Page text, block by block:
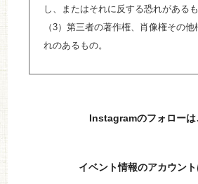
し、またはそれに反する恐れがあるも
（3）第三者の著作権、肖像権その
れのあるもの。
Instagramのフォローは
イベント情報のアカウン